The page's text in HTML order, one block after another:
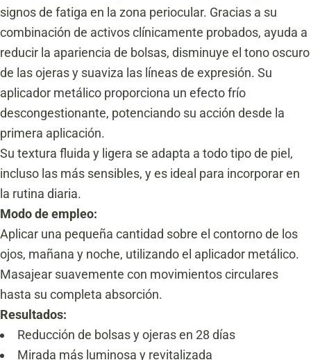
signos de fatiga en la zona periocular. Gracias a su
combinación de activos clínicamente probados, ayuda a
reducir la apariencia de bolsas, disminuye el tono oscuro
de las ojeras y suaviza las líneas de expresión. Su
aplicador metálico proporciona un efecto frío
descongestionante, potenciando su acción desde la
primera aplicación.
Su textura fluida y ligera se adapta a todo tipo de piel,
incluso las más sensibles, y es ideal para incorporar en
la rutina diaria.
Modo de empleo:
Aplicar una pequeña cantidad sobre el contorno de los
ojos, mañana y noche, utilizando el aplicador metálico.
Masajear suavemente con movimientos circulares
hasta su completa absorción.
Resultados:
Reducción de bolsas y ojeras en 28 días
Mirada más luminosa y revitalizada